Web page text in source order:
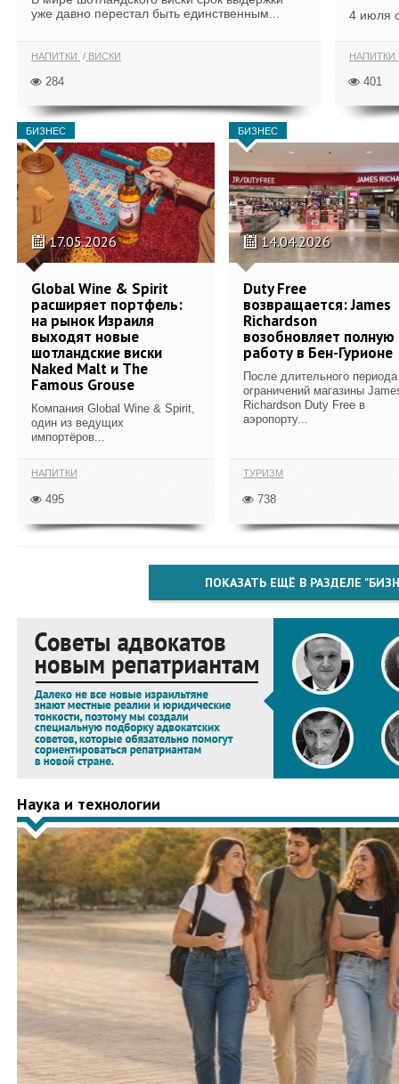
уже давно перестал быть единственным...
НАПИТКИ ВИСКИ
284
4 июля
НАПИТКИ
401
БИЗНЕС
17.05.2026
Global Wine & Spirit
расширяет портфель:
на рынок Израиля
выходят новые
шотландские виски
Naked Malt и The
Famous Grouse
Компания Global Wine & Spirit,
один из ведущих
импортёров...
НАПИТКИ
495
БИЗНЕС
14.04.2026
Duty Free
возвращается: James
Richardson
возобновляет полную
работу в Бен-Гурионе
После длительного периода
ограничений магазины
Richardson Duty Free в
аэропорту...
ТУРИЗМ
738
ПОКАЗАТЬ ЕЩЁ В РАЗДЕЛЕ
Наука и технологии